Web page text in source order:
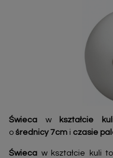
Świeca w kształcie
o średnicy 7cm i czasie
Świeca w kształcie kuli